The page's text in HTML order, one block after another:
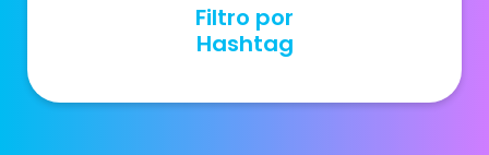
Filtro por
Hashtag